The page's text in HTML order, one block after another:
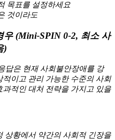
목표를 설정하세요
것이라도
우 (Mini-SPIN 0-2, 최소 사
)
답은 현재 사회불안장애를 강
이고 관리 가능한 수준의 사회
적인 대처 전략을 가지고 있을
상황에서 약간의 사회적 긴장을